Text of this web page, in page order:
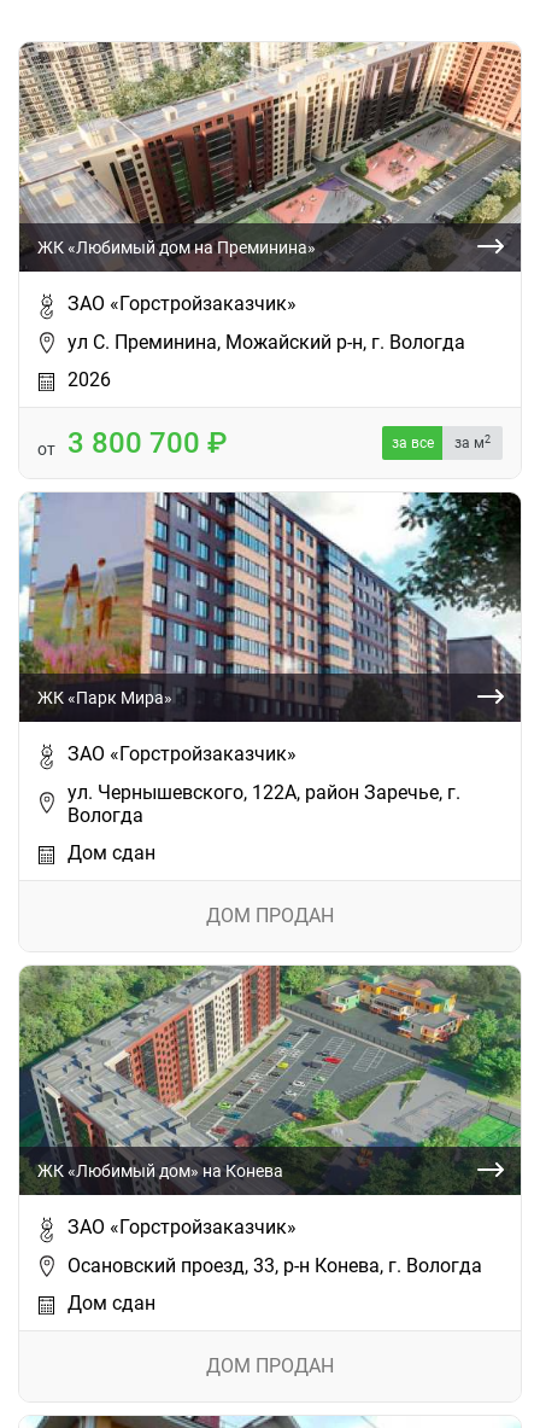
ЖК «Любимый дом на Преминина»
ЗАО «Горстройзаказчик»
ул С. Преминина, Можайский р-н, г. Вологда
2026
от 3 800 700 за все за м2
ЖК «Парк Мира»
ЗАО «Горстройзаказчик»
ул. Чернышевского, 122А, район Заречье, г.
Вологда
Дом сдан
ДОМ ПРОДАН
ЖК «Любимый дом» на Конева
ЗАО «Горстройзаказчик»
Осановский проезд, 33, р-н Конева, г. Вологда
Дом сдан
ДОМ ПРОДАН